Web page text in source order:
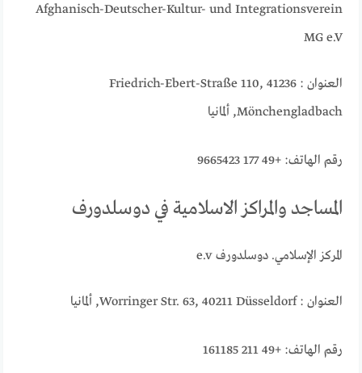
Afghanisch-Deutscher-Kultur- und Integrationsverein
MG e.V
العنوان : Friedrich-Ebert-Straße 110, 41236
Mönchengladbach, ألمانيا
رقم الهاتف: +49 177 9665423
المساجد والمراكز الاسلامية في دوسلدورف
المركز الإسلامي. دوسلدورف e.v
العنوان : Worringer Str. 63, 40211 Düsseldorf, ألمانيا
رقم الهاتف: +49 211 161185